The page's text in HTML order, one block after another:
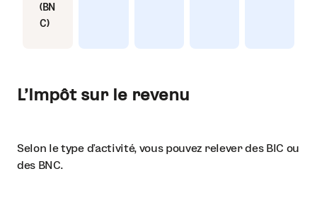
(BN
C)
L’impôt sur le revenu
Selon le type d’activité, vous pouvez relever des BIC ou
des BNC.